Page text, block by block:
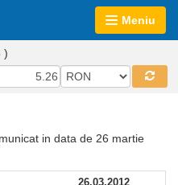
Meniu
)
in data de 26 martie
26.03.2012